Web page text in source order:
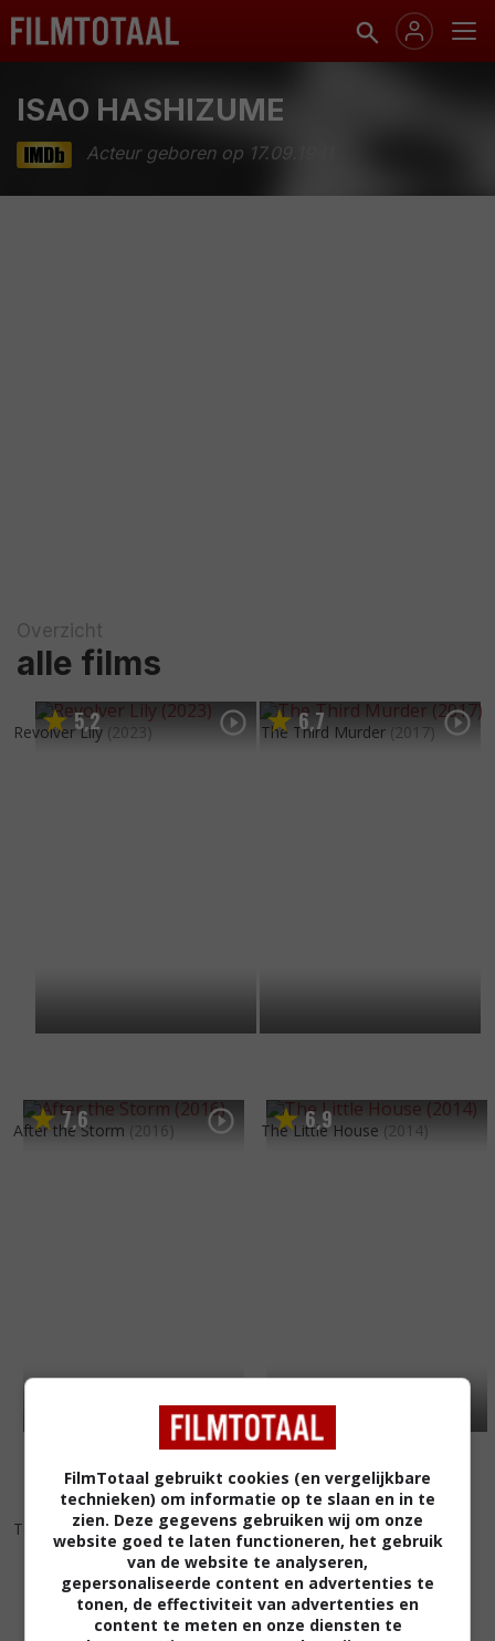
ISAO HASHIZUME
Acteur geboren op 17.09.1941
Overzicht
alle films
5,2
Revolver Lily (2023) 6,7
The Third Murder (2017)
7,6
After the Storm (2016) 6,9
The Little House (2014)
7,4
Tokyo Family (2013) 7,9
The Tale of Princess Kaguya
(2013)
FilmTotaal gebruikt cookies (en vergelijkbare
technieken) om informatie op te slaan en in te
zien. Deze gegevens gebruiken wij om onze
website goed te laten functioneren, het gebruik
van de website te analyseren,
gepersonaliseerde content en advertenties te
tonen, de effectiviteit van advertenties en
content te meten en onze diensten te